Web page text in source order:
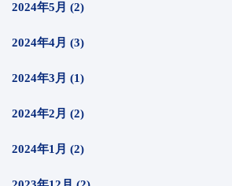
2024年5月 (2)
2024年4月 (3)
2024年3月 (1)
2024年2月 (2)
2024年1月 (2)